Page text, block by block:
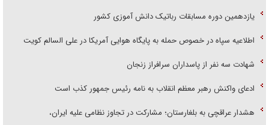
یازدهمین دوره مسابقات رباتیک دانش آموزی کشور
اطلاعیه سپاه در خصوص حمله به پایگاه هوایی آمریکا در علی السالم کویت
شهادت سه نفر از پاسداران سرافراز زنجان
ادعای واکنش رهبر معظم انقلاب به نامه رئیس جمهور کذب است
هشدار عراقچی به بلغارستان؛ مشارکت در تجاوز نظامی علیه ایران،